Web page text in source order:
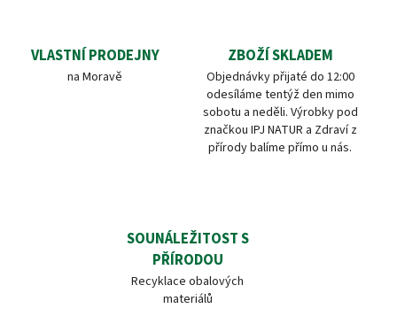
VLASTNÍ PRODEJNY
na Moravě
ZBOŽÍ SKLADEM
Objednávky přijaté do 12:00
odesíláme tentýž den mimo
sobotu a neděli. Výrobky pod
značkou IPJ NATUR a Zdraví z
přírody balíme přímo u nás.
SOUNÁLEŽITOST S
PŘÍRODOU
Recyklace obalových
materiálů